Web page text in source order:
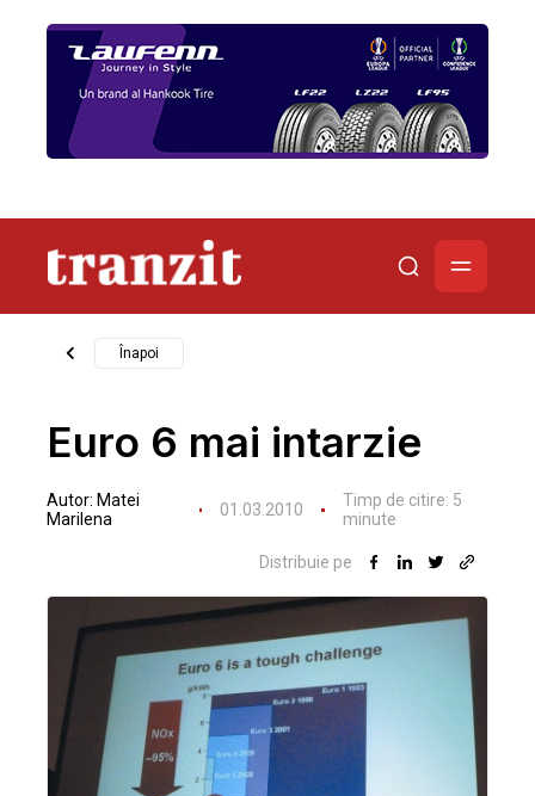
Înapoi
Euro 6 mai intarzie
Autor: Matei
Marilena
01.03.2010 Timp de citire: 5
minute
Distribuie pe